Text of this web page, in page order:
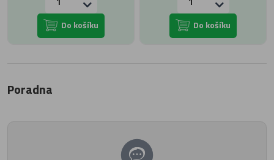
Do košíku Do košíku
Poradna